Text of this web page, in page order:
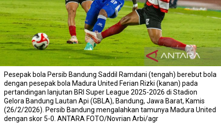
Pesepak bola Persib Bandung Saddil Ramdani (tengah) berebut bola
dengan pesepak bola Madura United Ferian Rizki (kanan) pada
pertandingan lanjutan BRI Super League 2025-2026 di Stadion
Gelora Bandung Lautan Api (GBLA), Bandung, Jawa Barat, Kamis
(26/2/2026). Persib Bandung mengalahkan tamunya Madura United
dengan skor 5-0. ANTARA FOTO/Novrian Arbi/agr